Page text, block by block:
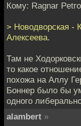
Кому: Ragnar
> Новодворская -
Алексеева.
Там не
то какое
похожа на Аллу
Боннер было бы
одного
alambert »